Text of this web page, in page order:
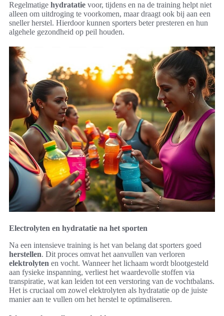
Regelmatige hydratatie voor, tijdens en na de training helpt niet
alleen om uitdroging te voorkomen, maar draagt ook bij aan een
sneller herstel. Hierdoor kunnen sporters beter presteren en hun
algehele gezondheid op peil houden.
Electrolyten en hydratatie na het sporten
Na een intensieve training is het van belang dat sporters goed
herstellen. Dit proces omvat het aanvullen van verloren
elektrolyten en vocht. Wanneer het lichaam wordt blootgesteld
aan fysieke inspanning, verliest het waardevolle stoffen via
transpiratie, wat kan leiden tot een verstoring van de vochtbalans.
Het is cruciaal om zowel elektrolyten als hydratatie op de juiste
manier aan te vullen om het herstel te optimaliseren.